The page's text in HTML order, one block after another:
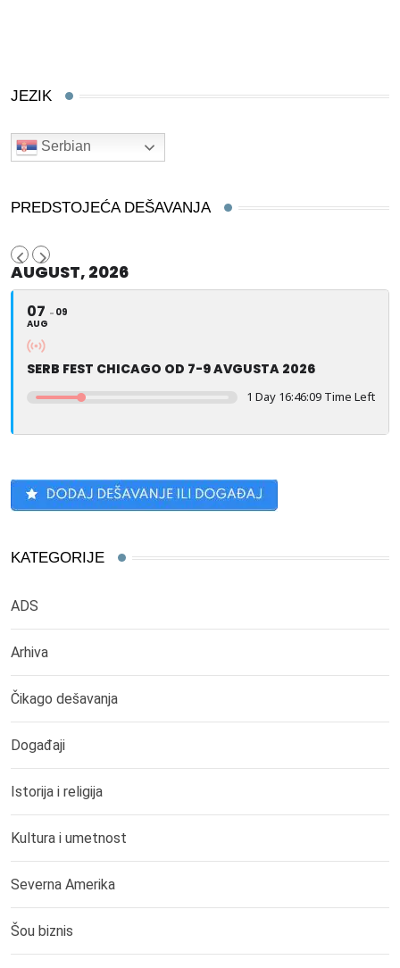
JEZIK
Serbian
PREDSTOJEĆA DEŠAVANJA
AUGUST, 2026
07
AUG
09
SERB FEST CHICAGO OD 7-9 AVGUSTA 2026
1 Day 16:46:09 Time Left
KATEGORIJE
ADS
Arhiva
Čikago dešavanja
Događaji
Istorija i religija
Kultura i umetnost
Severna Amerika
Šou biznis